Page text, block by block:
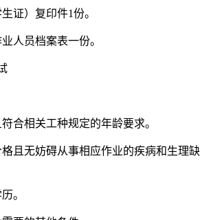
证）复印件1份。
人员档案表一份。
合相关工种规定的年龄要求。
且无妨碍从事相应作业的疾病和生理缺
。